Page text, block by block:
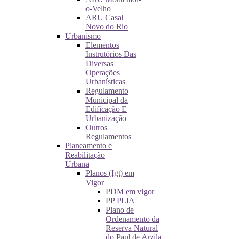
o-Velho
ARU Casal
Novo do Rio
Urbanismo
Elementos
Instrutórios Das
Diversas
Operações
Urbanísticas
Regulamento
Municipal da
Edificação E
Urbanização
Outros
Regulamentos
Planeamento e
Reabilitação
Urbana
Planos (Igt) em
Vigor
PDM em vigor
PP PLIA
Plano de
Ordenamento da
Reserva Natural
do Paul de Arzila